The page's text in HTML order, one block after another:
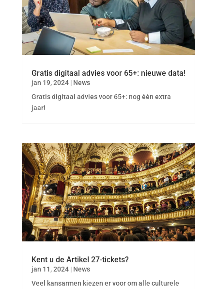
Gratis digitaal advies voor 65+: nieuwe data!
jan 19, 2024| News
Gratis digitaal advies voor 65+: nog één extra
jaar!
Kent u de Artikel 27-tickets?
jan 11, 2024| News
Veel kansarmen kiezen er voor om alle culturele